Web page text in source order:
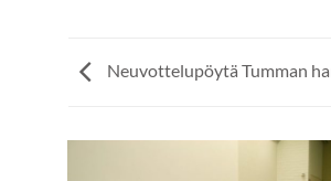
Neuvottelupöytä Tumman